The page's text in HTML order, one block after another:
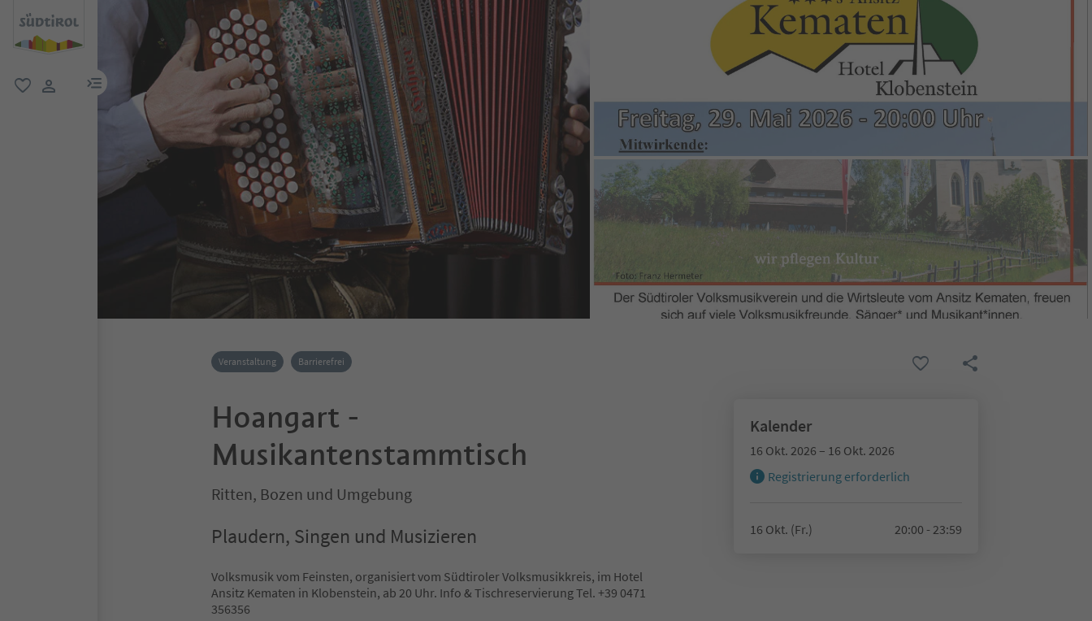
menu link
Veranstaltung Barrierefrei
Hoangart -
Musikantenstammtisch
Ritten, Bozen und Umgebung
Plaudern, Singen und Musizieren
Volksmusik vom Feinsten, organisiert vom Südtiroler Volksmusikkreis, im Hotel
Ansitz Kematen in Klobenstein, ab 20 Uhr. Info & Tischreservierung Tel. +39 0471
356356
Kalender
16 Okt. 2026 – 16 Okt. 2026
Registrierung erforderlich
16 Okt. (Fr.) 20:00 - 23:59